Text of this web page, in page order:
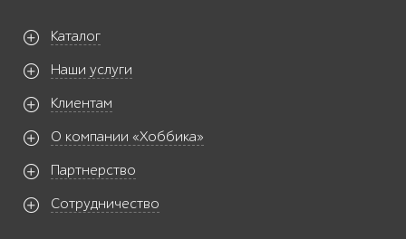
Каталог
Наши услуги
Клиентам
О компании «Хоббика»
Партнерство
Сотрудничество